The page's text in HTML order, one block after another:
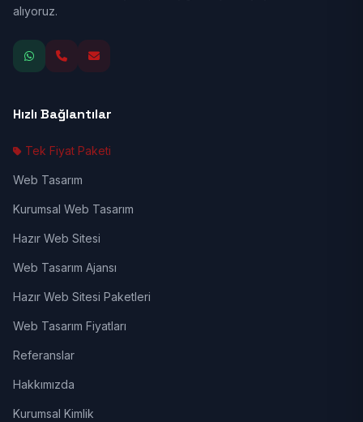
alıyoruz.
Hızlı Bağlantılar
Tek Fiyat Paketi
Web Tasarım
Kurumsal Web Tasarım
Hazır Web Sitesi
Web Tasarım Ajansı
Hazır Web Sitesi Paketleri
Web Tasarım Fiyatları
Referanslar
Hakkımızda
Kurumsal Kimlik